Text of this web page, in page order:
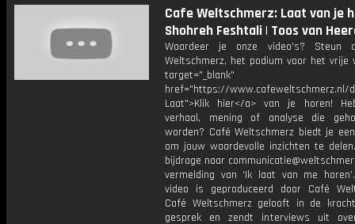
Cafe Weltschmerz: Laat van je
Shohreh Feshtali | Toos van
Waardeer je onze video's? Steun
Weltschmerz, het podium voor het vrije
target="_blank"
href="https://www.cafeweltschmerz.nl/
Laat">Klik hier</a> van je horen!
verhaal, mening of analyse die
worden? Café Weltschmerz biedt je
om jouw waardevolle inzichten te
bijdrage naar
vermelding van ‘Ik laat van me
video is geproduceerd door Café
Café Weltschmerz gelooft in de
gesprek en zendt interviews uit